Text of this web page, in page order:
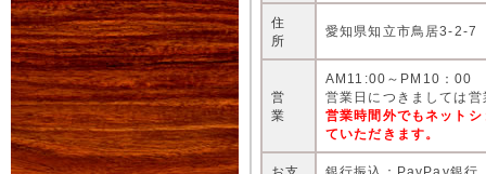
住
所
愛知県知立市鳥居3-2-7
営
業
AM11:00～PM10：00
営業日につきましては
営業時間外でもネット
ていただきます。
お支
銀行振込：PayPay銀行